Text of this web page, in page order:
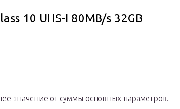
10 UHS-I 80MB/s 32GB
значение от суммы основных параметров.